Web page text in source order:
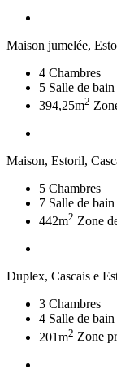
Maison jumelée,
4 Chambres
5 Salle de bain
394,25m2
Maison, Estoril,
5 Chambres
7 Salle de bain
442m2 Zone
Duplex, Cascais e
3 Chambres
4 Salle de bain
201m2 Zone